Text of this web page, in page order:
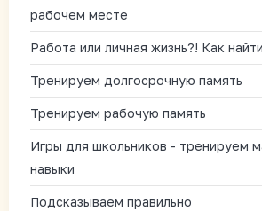
рабочем месте
Работа или личная жизнь?! Как
Тренируем долгосрочную память
Тренируем рабочую память
Игры для школьников - тренируем
навыки
Подсказываем правильно